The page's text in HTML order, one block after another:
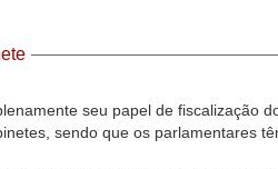
seu papel de fiscalização
sendo que os parlamentares